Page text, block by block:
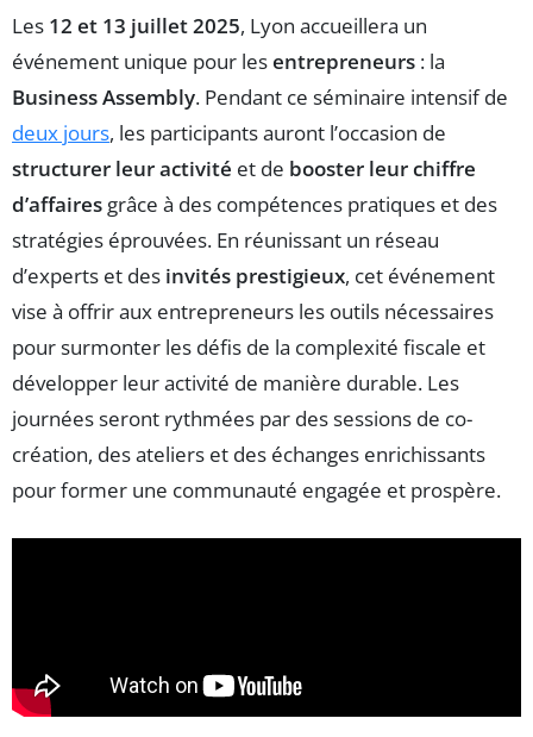
Les 12 et 13 juillet 2025, Lyon accueillera un
événement unique pour lesentrepreneurs : la
Business Assembly. Pendant ce séminaire intensif de
deux jours, les participants auront l’occasion de
structurer leur activité et de booster leur chiffre
d’affaires grâce à des compétences pratiques et des
stratégies éprouvées. En réunissant un réseau
d’experts et des invités prestigieux, cet événement
vise à offrir aux entrepreneurs les outils nécessaires
pour surmonter les défis de la complexité fiscale et
développer leur activité de manière durable. Les
journées seront rythmées par des sessions de co-
création, des ateliers et des échanges enrichissants
pour former une communauté engagée et prospère.